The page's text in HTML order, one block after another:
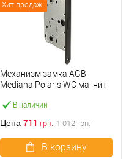
Хит продаж
В наличии
Механизм замка AGB
Mediana Polaris WC магнит
Цена 711 грн. 1 012грн.
В корзину